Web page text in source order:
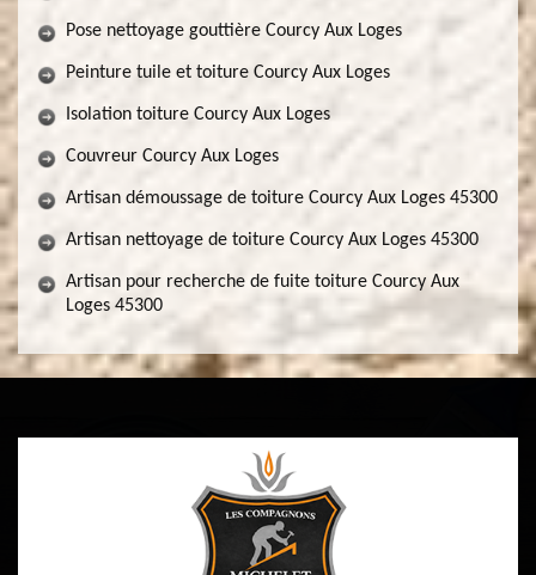
Pose nettoyage gouttière Courcy Aux Loges
Peinture tuile et toiture Courcy Aux Loges
Isolation toiture Courcy Aux Loges
Couvreur Courcy Aux Loges
Artisan démoussage de toiture Courcy Aux Loges 45300
Artisan nettoyage de toiture Courcy Aux Loges 45300
Artisan pour recherche de fuite toiture Courcy Aux
Loges 45300